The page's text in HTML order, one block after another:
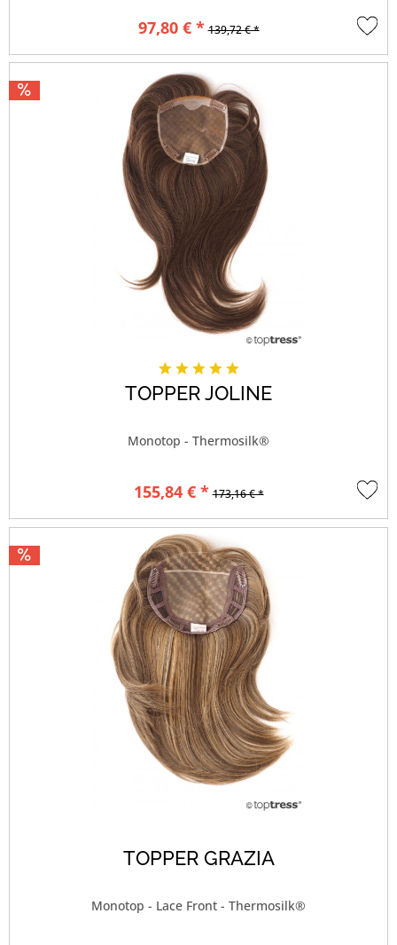
97,80 € * 139,72 € *
TOPPER JOLINE
Monotop - Thermosilk®
155,84 € * 173,16 € *
TOPPER GRAZIA
Monotop - Lace Front - Thermosilk®